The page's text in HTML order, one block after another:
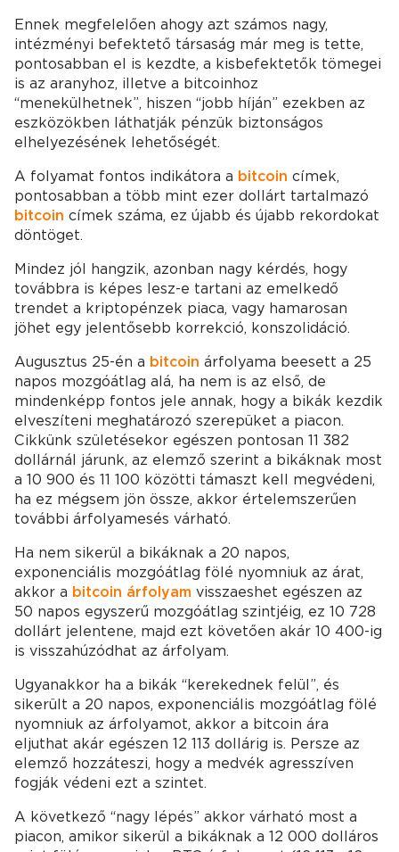
Ennek megfelelően ahogy azt számos nagy,
intézményi befektető társaság már meg is tette,
pontosabban el is kezdte, a kisbefektetők tömegei
is az aranyhoz, illetve a bitcoinhoz
“menekülhetnek”, hiszen “jobb híján” ezekben az
eszközökben láthatják pénzük biztonságos
elhelyezésének lehetőségét.
A folyamat fontos indikátora a bitcoin címek,
pontosabban a több mint ezer dollárt tartalmazó
bitcoin címek száma, ez újabb és újabb rekordokat
döntöget.
Mindez jól hangzik, azonban nagy kérdés, hogy
továbbra is képes lesz-e tartani az emelkedő
trendet a kriptopénzek piaca, vagy hamarosan
jöhet egy jelentősebb korrekció, konszolidáció.
Augusztus 25-én a bitcoin árfolyama beesett a 25
napos mozgóátlag alá, ha nem is az első, de
mindenképp fontos jele annak, hogy a bikák kezdik
elveszíteni meghatározó szerepüket a piacon.
Cikkünk születésekor egészen pontosan 11 382
dollárnál járunk, az elemző szerint a bikáknak most
a 10 900 és 11 100 közötti támaszt kell megvédeni,
ha ez mégsem jön össze, akkor értelemszerűen
további árfolyamesés várható.
Ha nem sikerül a bikáknak a 20 napos,
exponenciális mozgóátlag fölé nyomniuk az árat,
akkor a bitcoin árfolyam visszaeshet egészen az
50 napos egyszerű mozgóátlag szintjéig, ez 10 728
dollárt jelentene, majd ezt követően akár 10 400-ig
is visszahúzódhat az árfolyam.
Ugyanakkor ha a bikák “kerekednek felül”, és
sikerült a 20 napos, exponenciális mozgóátlag fölé
nyomniuk az árfolyamot, akkor a bitcoin ára
eljuthat akár egészen 12 113 dollárig is. Persze az
elemző hozzáteszi, hogy a medvék agresszíven
fogják védeni ezt a szintet.
A következő “nagy lépés” akkor várható most a
piacon, amikor sikerül a bikáknak a 12 000 dolláros